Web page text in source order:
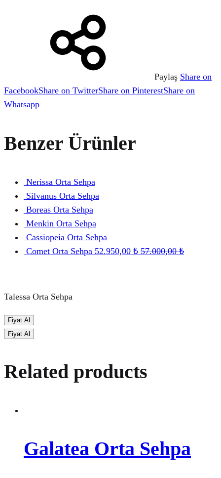
Paylaş Share on
FacebookShare on TwitterShare on PinterestShare on
Whatsapp
Benzer Ürünler
Nerissa Orta Sehpa
Silvanus Orta Sehpa
Boreas Orta Sehpa
Menkin Orta Sehpa
Cassiopeia Orta Sehpa
Comet Orta Sehpa 52.950,00 ₺ 57.000,00₺
Talessa Orta Sehpa
Fiyat Al
Fiyat Al
Related products
Galatea Orta Sehpa